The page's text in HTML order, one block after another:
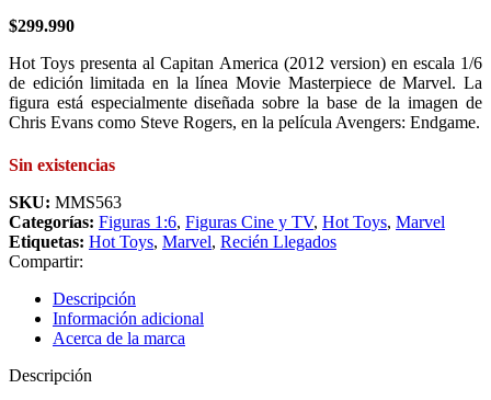
$299.990
Hot Toys presenta al Capitan America (2012 version) en escala 1/6
de edición limitada en la línea Movie Masterpiece de Marvel. La
figura está especialmente diseñada sobre la base de la imagen de
Chris Evans como Steve Rogers, en la película Avengers: Endgame.
Sin existencias
SKU: MMS563
Categorías: Figuras 1:6, Figuras Cine y TV, Hot Toys, Marvel
Etiquetas: Hot Toys, Marvel, Recién Llegados
Compartir:
Descripción
Información adicional
Acerca de la marca
Descripción